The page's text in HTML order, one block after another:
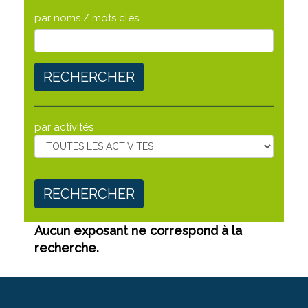
par noms / mots clés
RECHERCHER
par activités
RECHERCHER
Aucun exposant ne correspond à la
recherche.